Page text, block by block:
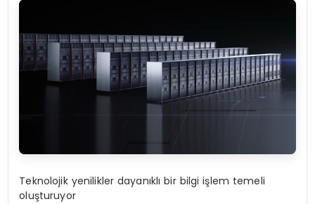
Teknolojik yenilikler dayanıklı bir bilgi işlem temeli
oluşturuyor